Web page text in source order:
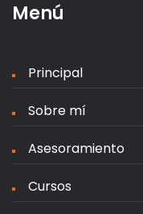
Menú
Principal
Sobre mí
Asesoramiento
Cursos